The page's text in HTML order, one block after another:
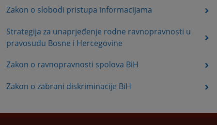
Zakon o slobodi pristupa informacijama
Strategija za unaprjeđenje rodne ravnopravnosti u
pravosuđu Bosne i Hercegovine
Zakon o ravnopravnosti spolova BiH
Zakon o zabrani diskriminacije BiH